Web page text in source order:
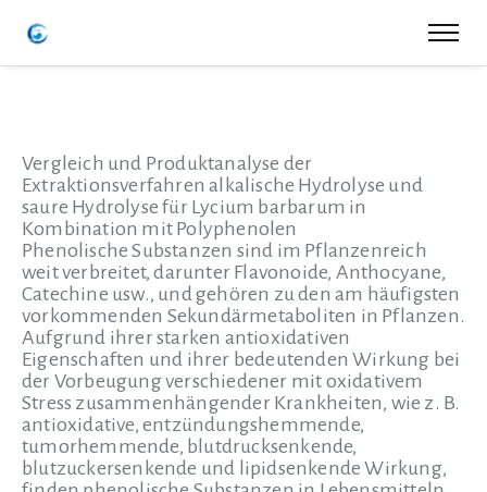
Vergleich und Produktanalyse der
Extraktionsverfahren alkalische Hydrolyse und
saure Hydrolyse für Lycium barbarum in
Kombination mit Polyphenolen
Phenolische Substanzen sind im Pflanzenreich
weit verbreitet, darunter Flavonoide, Anthocyane,
Catechine usw., und gehören zu den am häufigsten
vorkommenden Sekundärmetaboliten in Pflanzen.
Aufgrund ihrer starken antioxidativen
Eigenschaften und ihrer bedeutenden Wirkung bei
der Vorbeugung verschiedener mit oxidativem
Stress zusammenhängender Krankheiten, wie z. B.
antioxidative, entzündungshemmende,
tumorhemmende, blutdrucksenkende,
blutzuckersenkende und lipidsenkende Wirkung,